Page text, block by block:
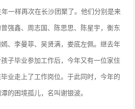
一样再次在长沙团聚了。他们分别是来
强鑫、周志国、陈思思、陈星宇，衡东
、李曼菲、吴贤满，娄底左佩。继去年
子毕业参加工作后，今年又有一位家住
业走上了工作岗位。于此同时，今年的
的困境孤儿，名叫谢银波。